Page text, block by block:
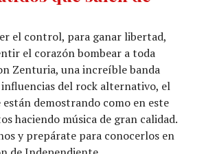
el control, para ganar libertad,
el corazón bombear a toda
Zenturia, una increíble banda
influencias del rock alternativo, el
demostrando como en este
haciendo música de gran calidad.
y prepárate para conocerlos en